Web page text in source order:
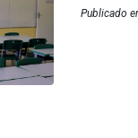
Publicado